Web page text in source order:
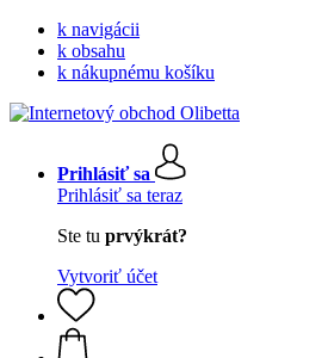
k navigácii
k obsahu
k nákupnému košíku
Prihlásiť sa
Prihlásiť sa teraz
Ste tu prvýkrát?
Vytvoriť účet